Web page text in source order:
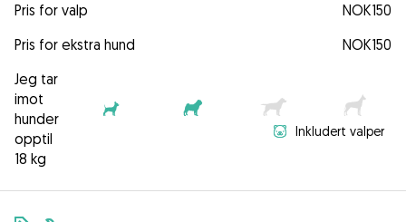
Pris for valp
NOK150
Pris for ekstra hund
NOK150
Jeg tar
imot
hunder
opptil
18 kg
Inkludert valper